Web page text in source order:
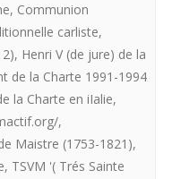
, Communion
carliste,
, Henri V (de jure) de la
de la Charte 1991-1994
la Charte en iIalie,
,
Maistre (1753-1821),
, TSVM '( Trés Sainte